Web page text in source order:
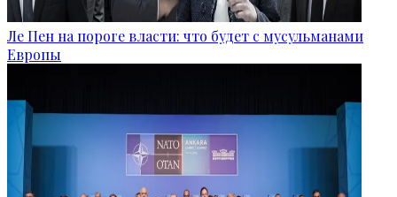
Ле Пен на пороге власти: что будет с мусульманами
Европы